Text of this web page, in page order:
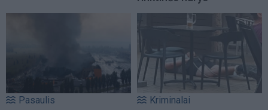
Pasaulis Kriminalai